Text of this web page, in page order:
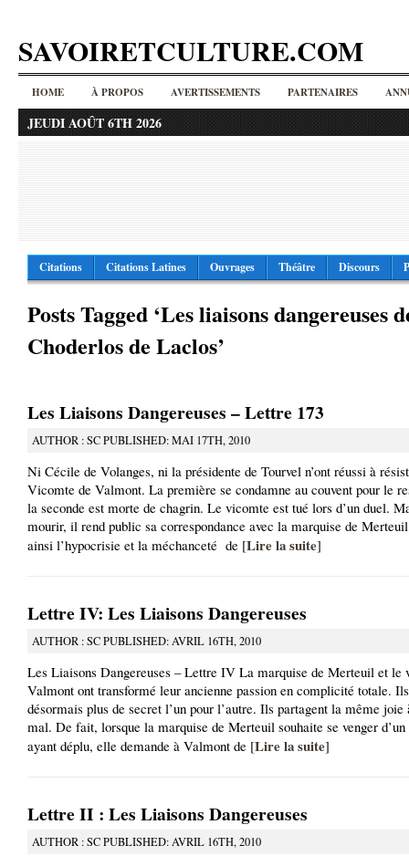
SAVOIRETCULTURE.COM
HOME À PROPOS AVERTISSEMENTS PARTENAIRES
JEUDI AOÛT 6TH 2026
Citations Citations Latines Ouvrages Théâtre Discours
Posts Tagged ‘Les liaisons dangereuses
Choderlos de Laclos’
Les Liaisons Dangereuses – Lettre 173
AUTHOR : SC PUBLISHED: MAI 17TH, 2010
Ni Cécile de Volanges, ni la présidente de Tourvel n’ont réussi à
Vicomte de Valmont. La première se condamne au couvent pour le
la seconde est morte de chagrin. Le vicomte est tué lors d’un duel.
mourir, il rend public sa correspondance avec la marquise de
ainsi l’hypocrisie et la méchanceté de [Lire la suite]
Lettre IV: Les Liaisons Dangereuses
AUTHOR : SC PUBLISHED: AVRIL 16TH, 2010
Les Liaisons Dangereuses – Lettre IV La marquise de Merteuil et le
Valmont ont transformé leur ancienne passion en complicité totale. Ils
désormais plus de secret l’un pour l’autre. Ils partagent la même
mal. De fait, lorsque la marquise de Merteuil souhaite se venger
ayant déplu, elle demande à Valmont de [Lire la suite]
Lettre II : Les Liaisons Dangereuses
AUTHOR : SC PUBLISHED: AVRIL 16TH, 2010